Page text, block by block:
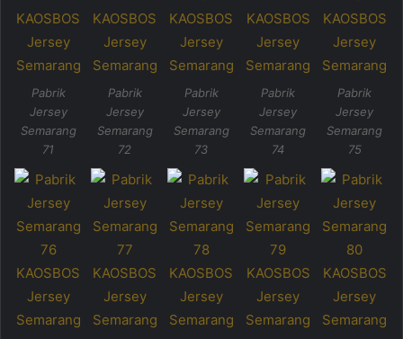
Pabrik
Jersey
Semarang
71
Pabrik
Jersey
Semarang
72
Pabrik
Jersey
Semarang
73
Pabrik
Jersey
Semarang
74
Pabrik
Jersey
Semarang
75